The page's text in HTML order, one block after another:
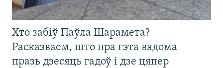
Хто забіў Паўла Шарамета?
Расказваем, што пра гэта вядома
празь дзесяць гадоў і дзе цяпер